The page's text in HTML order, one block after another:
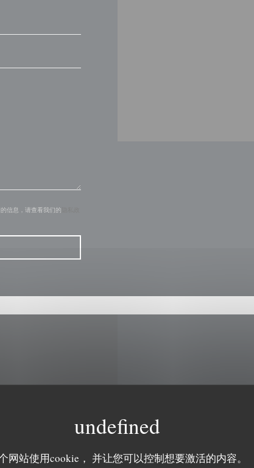
网站使用cookie， 并让您可以控制想要激活的内容。
信息，请查看我们的
星
星-星